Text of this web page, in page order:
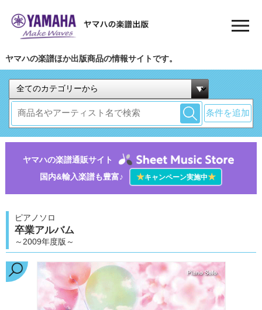
ヤマハの楽譜ほか出版商品の情報サイトです。
条件を追加
ヤマハの楽譜通販サイト
国内&輸入楽譜も豊富♪
★キャンペーン実施中★
ピアノソロ
卒業アルバム
～2009年度版～